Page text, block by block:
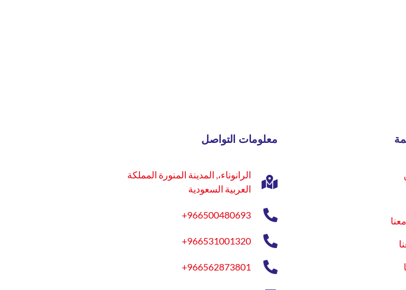
معلومات التواصل
الرانوناء،, المدينة المنورة المملكة
العربية السعودية
966500480693+
966531001320+
966562873801+